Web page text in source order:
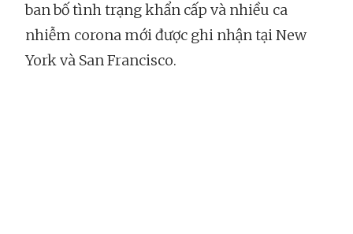
ban bố tình trạng khẩn cấp và nhiều ca
nhiễm corona mới được ghi nhận tại New
York và San Francisco.